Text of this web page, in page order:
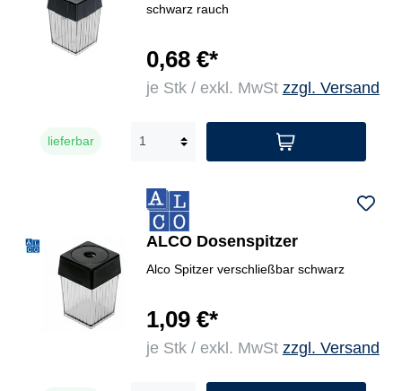
schwarz rauch
0,68 €*
je Stk / exkl. MwSt zzgl. Versand
lieferbar
ALCO Dosenspitzer
Alco Spitzer verschließbar schwarz
1,09 €*
je Stk / exkl. MwSt zzgl. Versand